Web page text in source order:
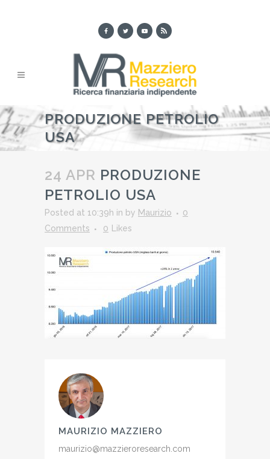
PRODUZIONE PETROLIO
USA
24 APR PRODUZIONE
PETROLIO USA
Posted at 10:39h in by Maurizio
0
Comments
0 Likes
MAURIZIO MAZZIERO
maurizio@mazzieroresearch.com